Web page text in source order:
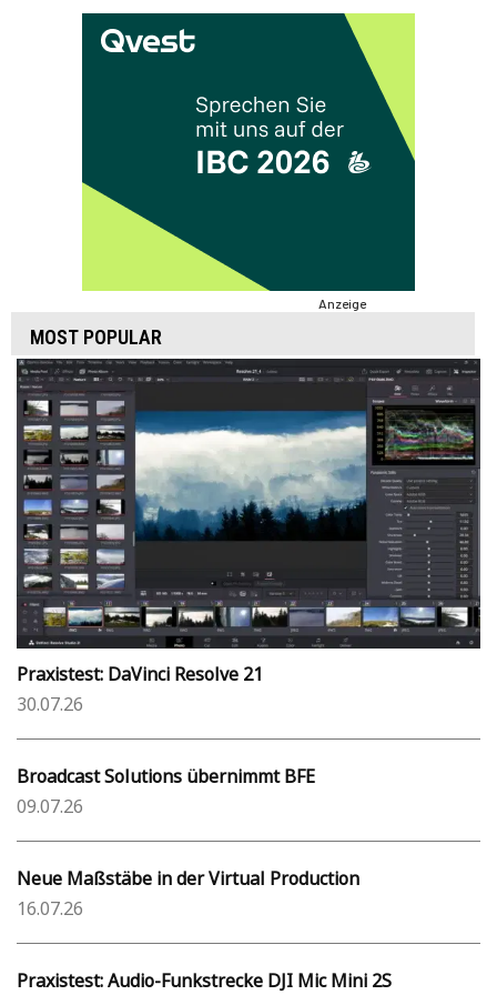
Anzeige
MOST POPULAR
Praxistest: DaVinci Resolve 21
30.07.26
Broadcast Solutions übernimmt BFE
09.07.26
Neue Maßstäbe in der Virtual Production
16.07.26
Praxistest: Audio-Funkstrecke DJI Mic Mini 2S